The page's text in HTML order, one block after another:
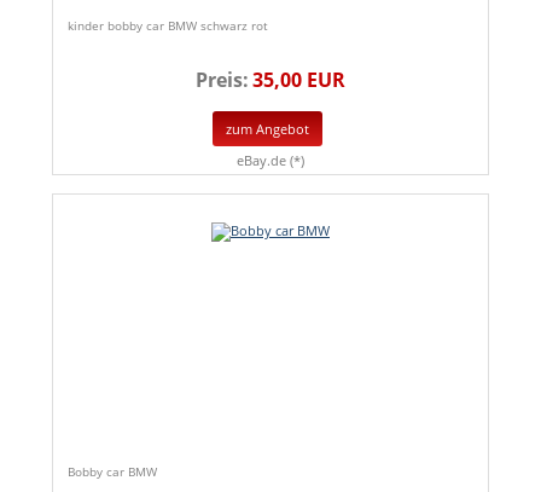
kinder bobby car BMW schwarz rot
Preis:35,00 EUR
zum Angebot
eBay.de (*)
Bobby car BMW